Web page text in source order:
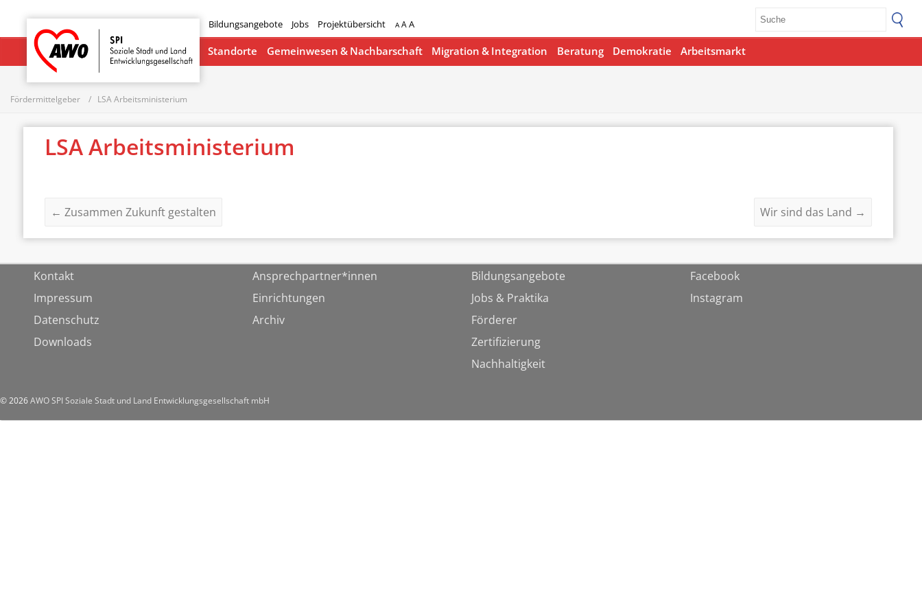
Bildungsangebote Jobs Projektübersicht A AA
Startseite
Standorte Gemeinwesen & Nachbarschaft Migration & Integration Beratung Demokratie Arbeitsmarkt
Fördermittelgeber LSA Arbeitsministerium
LSA Arbeitsministerium
← Zusammen Zukunft gestalten Wir sind das Land →
Kontakt
Impressum
Datenschutz
Downloads
Ansprechpartner*innen
Einrichtungen
Archiv
Bildungsangebote
Jobs & Praktika
Förderer
Zertifizierung
Nachhaltigkeit
Facebook
Instagram
© 2026AWO SPI Soziale Stadt und Land Entwicklungsgesellschaft mbH